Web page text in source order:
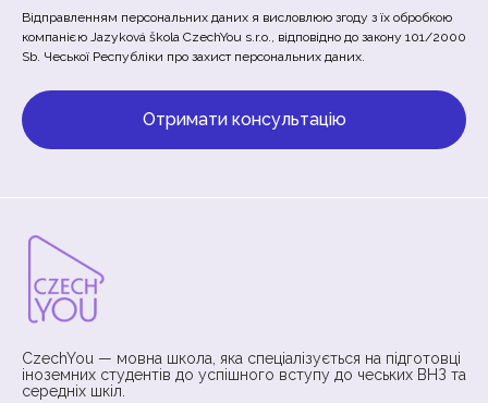
Відправленням персональних даних я висловлюю згоду з їх обробкою
компанією Jazyková škola CzechYou s.r.o., відповідно до закону 101/2000
Sb. Чеської Республіки про захист персональних даних.
CzechYou — мовна школа, яка спеціалізується на підготовці
іноземних студентів до успішного вступу до чеських ВНЗ та
середніх шкіл.